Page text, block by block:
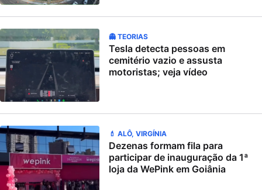
👻 TEORIAS
Tesla detecta pessoas em
cemitério vazio e assusta
motoristas; veja vídeo
💄 ALÔ, VIRGÍNIA
Dezenas formam fila para
participar de inauguração da 1ª
loja da WePink em Goiânia